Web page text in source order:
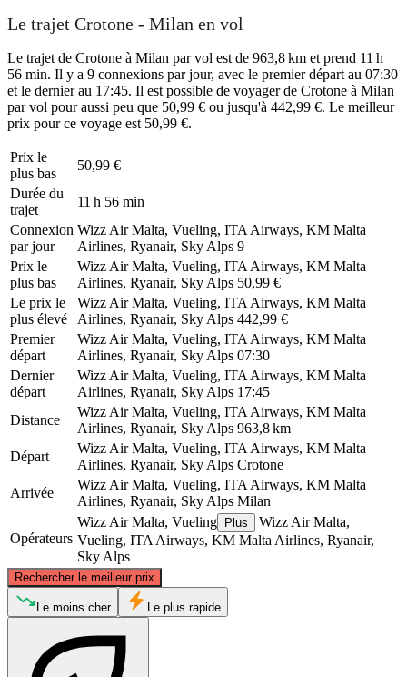
Le trajet Crotone - Milan en vol
Le trajet de Crotone à Milan par vol est de 963,8 km et prend 11 h
56 min. Il y a 9 connexions par jour, avec le premier départ au 07:30
et le dernier au 17:45. Il est possible de voyager de Crotone à Milan
par vol pour aussi peu que 50,99 € ou jusqu'à 442,99 €. Le meilleur
prix pour ce voyage est 50,99 €.
Prix ​​le
plus bas
50,99 €
Durée du
trajet
11 h 56 min
Connexion
par jour
Wizz Air Malta, Vueling, ITA Airways, KM Malta
Airlines, Ryanair, Sky Alps 9
Prix ​​le
plus bas
Wizz Air Malta, Vueling, ITA Airways, KM Malta
Airlines, Ryanair, Sky Alps 50,99 €
Le prix le
plus élevé
Wizz Air Malta, Vueling, ITA Airways, KM Malta
Airlines, Ryanair, Sky Alps 442,99 €
Premier
départ
Wizz Air Malta, Vueling, ITA Airways, KM Malta
Airlines, Ryanair, Sky Alps 07:30
Dernier
départ
Wizz Air Malta, Vueling, ITA Airways, KM Malta
Airlines, Ryanair, Sky Alps 17:45
Distance
Wizz Air Malta, Vueling, ITA Airways, KM Malta
Airlines, Ryanair, Sky Alps 963,8 km
Départ
Wizz Air Malta, Vueling, ITA Airways, KM Malta
Airlines, Ryanair, Sky Alps Crotone
Arrivée
Wizz Air Malta, Vueling, ITA Airways, KM Malta
Airlines, Ryanair, Sky Alps Milan
Opérateurs
Wizz Air Malta, Vueling Plus
Wizz Air Malta,
Vueling, ITA Airways, KM Malta Airlines, Ryanair,
Sky Alps
Rechercher le meilleur prix
Milan
Le moins cher Le plus rapide